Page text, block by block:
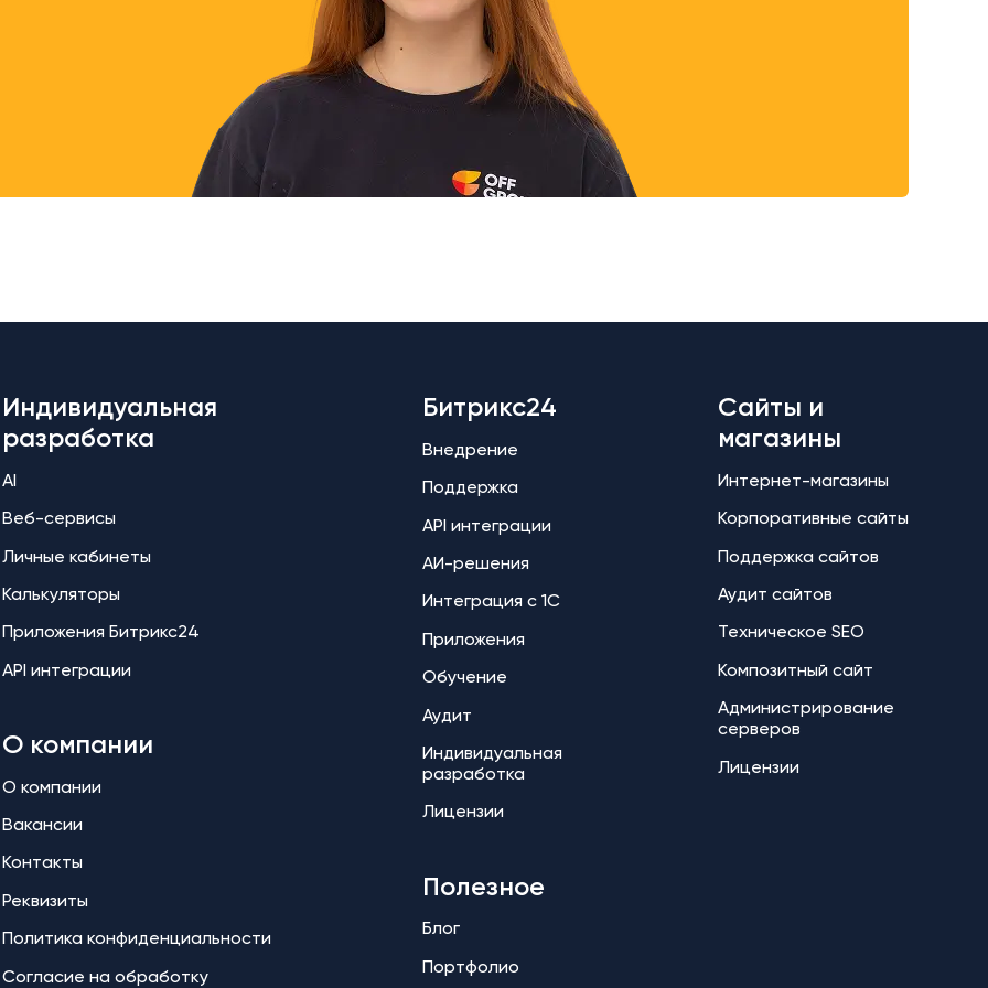
Индивидуальная
разработка
AI
Веб-сервисы
Личные кабинеты
Калькуляторы
Приложения Битрикс24
API интеграции
О компании
О компании
Вакансии
Контакты
Реквизиты
Политика конфиденциальности
Согласие на обработку
Битрикс24
Внедрение
Поддержка
API интеграции
АИ-решения
Интеграция с 1С
Приложения
Обучение
Аудит
Индивидуальная
разработка
Лицензии
Полезное
Блог
Портфолио
Сайты и
магазины
Интернет-магазины
Корпоративные сайты
Поддержка сайтов
Аудит сайтов
Техническое SEO
Композитный сайт
Администрирование
серверов
Лицензии